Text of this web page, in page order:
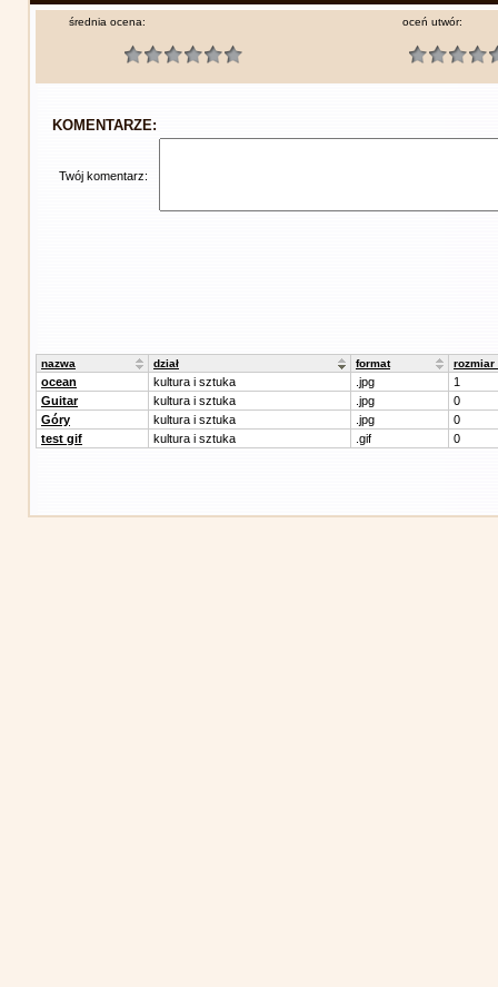
średnia ocena: oceń utwór:
KOMENTARZE:
Twój komentarz:
nazwa dział format rozmiar
ocean kultura i sztuka .jpg
1
Guitar
kultura i sztuka .jpg
0
Góry
kultura i sztuka .jpg
0
test gif
kultura i sztuka .gif 0